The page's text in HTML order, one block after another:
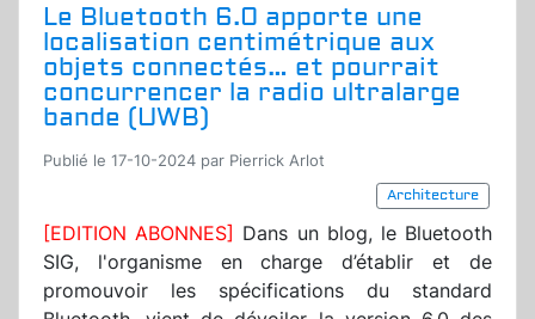
Le Bluetooth 6.0 apporte une
localisation centimétrique aux
objets connectés… et pourrait
concurrencer la radio ultralarge
bande (UWB)
Publié le 17-10-2024 par Pierrick Arlot
Architecture
[EDITION ABONNES] Dans un blog, le Bluetooth
SIG, l'organisme en charge d’établir et de
promouvoir les spécifications du standard